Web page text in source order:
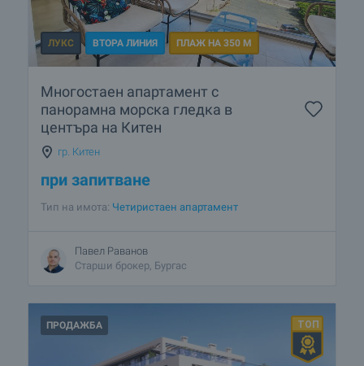
ЛУКС ВТОРА ЛИНИЯ ПЛАЖ НА 350 М
Многостаен апартамент с
панорамна морска гледка в
центъра на Китен
гр. Китен
при запитване
Тип на имота: Четиристаен апартамент
Павел Раванов
Старши брокер, Бургас
ПРОДАЖБА